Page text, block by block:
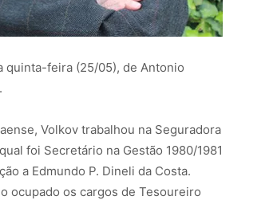
quinta-feira (25/05), de Antonio
Volkov trabalhou na Seguradora
foi Secretário na Gestão 1980/1981
a Edmundo P. Dineli da Costa.
ocupado os cargos de Tesoureiro